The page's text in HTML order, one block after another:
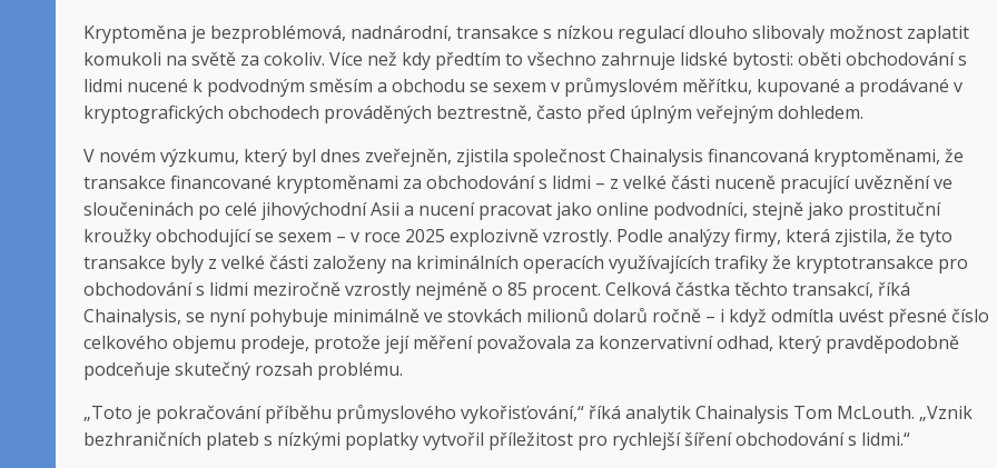
Kryptoměna je bezproblémová, nadnárodní, transakce s nízkou regulací dlouho slibovaly možnost zaplatit
komukoli na světě za cokoliv. Více než kdy předtím to všechno zahrnuje lidské bytosti: oběti obchodování s
lidmi nucené k podvodným směsím a obchodu se sexem v průmyslovém měřítku, kupované a prodávané v
kryptografických obchodech prováděných beztrestně, často před úplným veřejným dohledem.
V novém výzkumu, který byl dnes zveřejněn, zjistila společnost Chainalysis financovaná kryptoměnami, že
transakce financované kryptoměnami za obchodování s lidmi – z velké části nuceně pracující uvěznění ve
sloučeninách po celé jihovýchodní Asii a nucení pracovat jako online podvodníci, stejně jako prostituční
kroužky obchodující se sexem – v roce 2025 explozivně vzrostly. Podle analýzy firmy, která zjistila, že tyto
transakce byly z velké části založeny na kriminálních operacích využívajících trafiky že kryptotransakce pro
obchodování s lidmi meziročně vzrostly nejméně o 85 procent. Celková částka těchto transakcí, říká
Chainalysis, se nyní pohybuje minimálně ve stovkách milionů dolarů ročně – i když odmítla uvést přesné číslo
celkového objemu prodeje, protože její měření považovala za konzervativní odhad, který pravděpodobně
podceňuje skutečný rozsah problému.
„Toto je pokračování příběhu průmyslového vykořisťování,“ říká analytik Chainalysis Tom McLouth. „Vznik
bezhraničních plateb s nízkými poplatky vytvořil příležitost pro rychlejší šíření obchodování s lidmi.“